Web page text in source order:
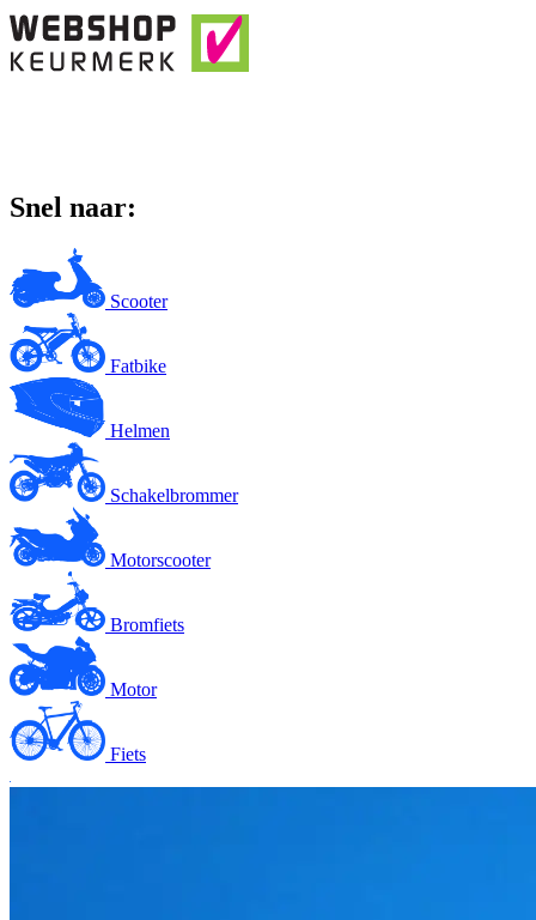
Snel naar:
Scooter
Fatbike
Helmen
Schakelbrommer
Motorscooter
Bromfiets
Motor
Fiets